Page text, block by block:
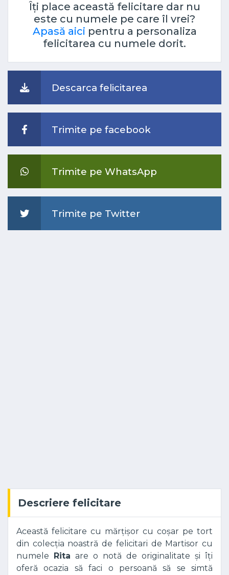
Îți place această felicitare dar nu
este cu numele pe care îl vrei?
Apasă aici pentru a personaliza
felicitarea cu numele dorit.
Descarca felicitarea
Trimite pe facebook
Trimite pe WhatsApp
Trimite pe Twitter
Descriere felicitare
Această felicitare cu mărțișor cu coșar pe tort
din colecția noastră de felicitari de Martisor cu
numele Rita are o notă de originalitate și îți
oferă ocazia să faci o persoană să se simtă